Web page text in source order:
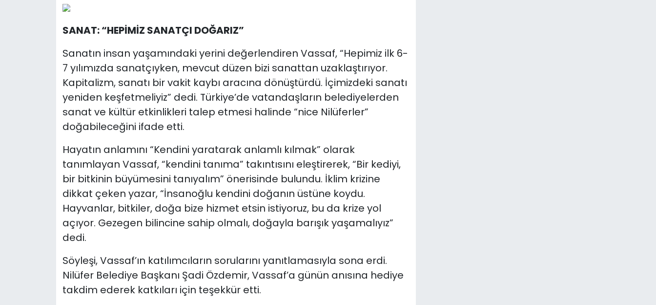
SANAT: “HEPİMİZ SANATÇI DOĞARIZ”
Sanatın insan yaşamındaki yerini değerlendiren Vassaf, “Hepimiz ilk 6-
7 yılımızda sanatçıyken, mevcut düzen bizi sanattan uzaklaştırıyor.
Kapitalizm, sanatı bir vakit kaybı aracına dönüştürdü. İçimizdeki sanatı
yeniden keşfetmeliyiz” dedi. Türkiye’de vatandaşların belediyelerden
sanat ve kültür etkinlikleri talep etmesi halinde “nice Nilüferler”
doğabileceğini ifade etti.
Hayatın anlamını “Kendini yaratarak anlamlı kılmak” olarak
tanımlayan Vassaf, “kendini tanıma” takıntısını eleştirerek, “Bir kediyi,
bir bitkinin büyümesini tanıyalım” önerisinde bulundu. İklim krizine
dikkat çeken yazar, “İnsanoğlu kendini doğanın üstüne koydu.
Hayvanlar, bitkiler, doğa bize hizmet etsin istiyoruz, bu da krize yol
açıyor. Gezegen bilincine sahip olmalı, doğayla barışık yaşamalıyız”
dedi.
Söyleşi, Vassaf’ın katılımcıların sorularını yanıtlamasıyla sona erdi.
Nilüfer Belediye Başkanı Şadi Özdemir, Vassaf’a günün anısına hediye
takdim ederek katkıları için teşekkür etti.